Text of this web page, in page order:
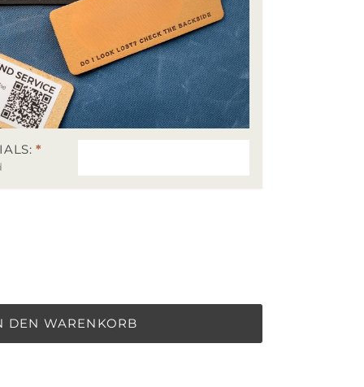
*
DEN WARENKORB